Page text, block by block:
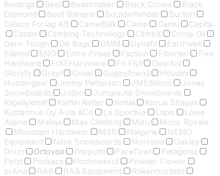
Bindings
Beal Beastmaker Black Crows
Black
Diamond
Boot Banana Bouldertehdas
Burton
Calazo Forlag AB
CamelBak Camp Camu
Capita
Cassin
Climbing Technology ClimbX
Crimp Oil
Darn Tough
Db Bags DMM Dynafit
Earthwell
Edelrid
ENO Entre Prises Faction Fibertec
Fixe
Hardware
FIXEHardware Fri Flyt
GearAid
Gloryfy
Grayl Grivel Guppyfriend
Houdini
Humangear
Jimmy Petterson JMEditions
Jones
Snowboards
Julbo
Jumalauta Snowboards
Kiipeilykirjat
KletterRetter Kohla
Korua Shapes
Kustannus Oy Aula &Co
La Sportiva Lapis
Lowe
Alpine
Maloja Max Climbing Mizu
Mons Royale
Mountain Hardwear
MSR Nalgene
NEMO
Equipment
Nitro Snowboards Norrona
Oakley
Ocun
Ortovox Otepultti PackTowl
Patagonia
Petzl
Podsacs Postimaksut
Powder Flower
prAna
RAB RAB Equipment
Rakennustieto